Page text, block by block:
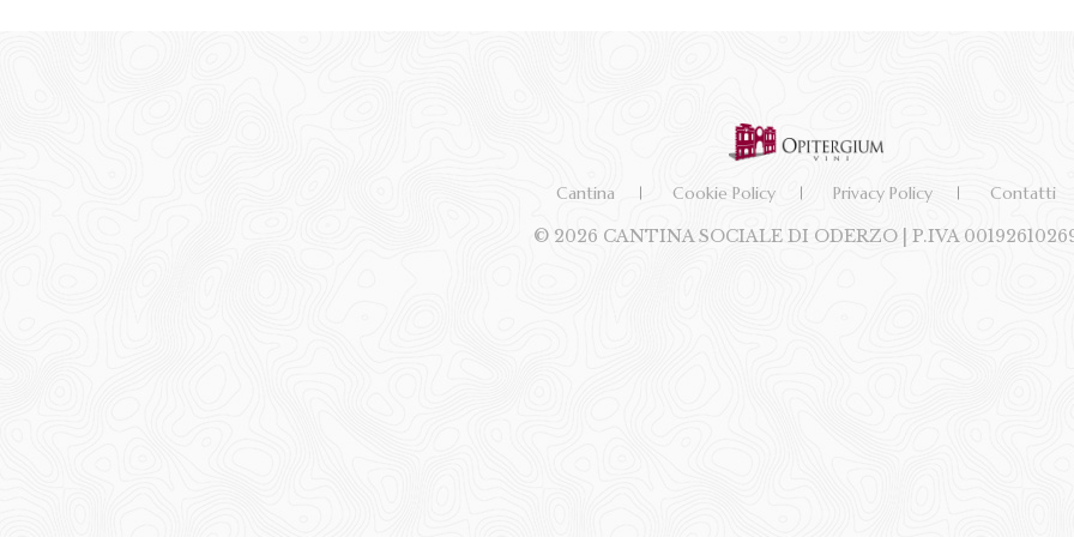
Cantina Cookie Policy Privacy Policy
Contatti
© 2026 CANTINA SOCIALE DI ODERZO | P.IVA